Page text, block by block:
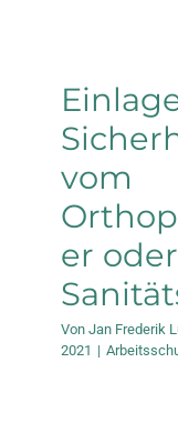
vom
er
Von Jan Frederik
2021 |